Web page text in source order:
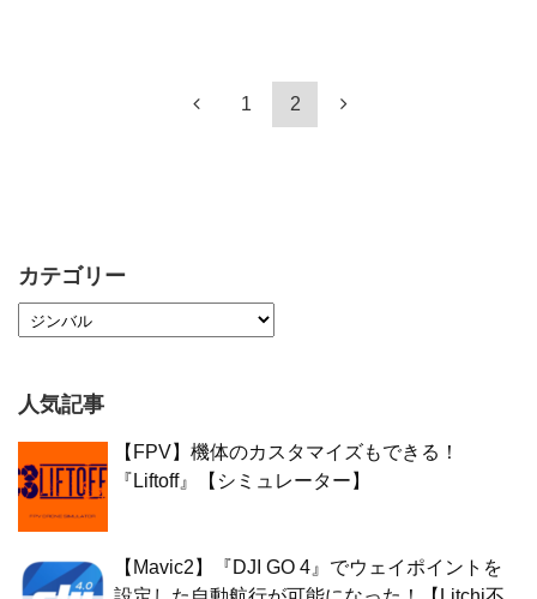
1 2
カテゴリー
人気記事
【FPV】機体のカスタマイズもできる！
『Liftoff』【シミュレーター】
【Mavic2】『DJI GO 4』でウェイポイントを